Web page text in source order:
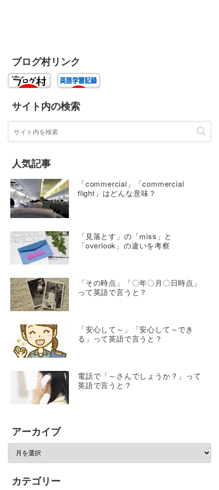
ブログ村リンク
サイト内の検索
人気記事
「commercial」「commercial
flight」はどんな意味？
「見落とす」の「miss」と
「overlook」の違いを考察
「その時点」「〇年〇月〇日時点」
って英語で言うと？
「安心して～」「安心して～でき
る」って英語で言うと？
電話で「～さんでしょうか？」って
英語で言うと？
アーカイブ
カテゴリー